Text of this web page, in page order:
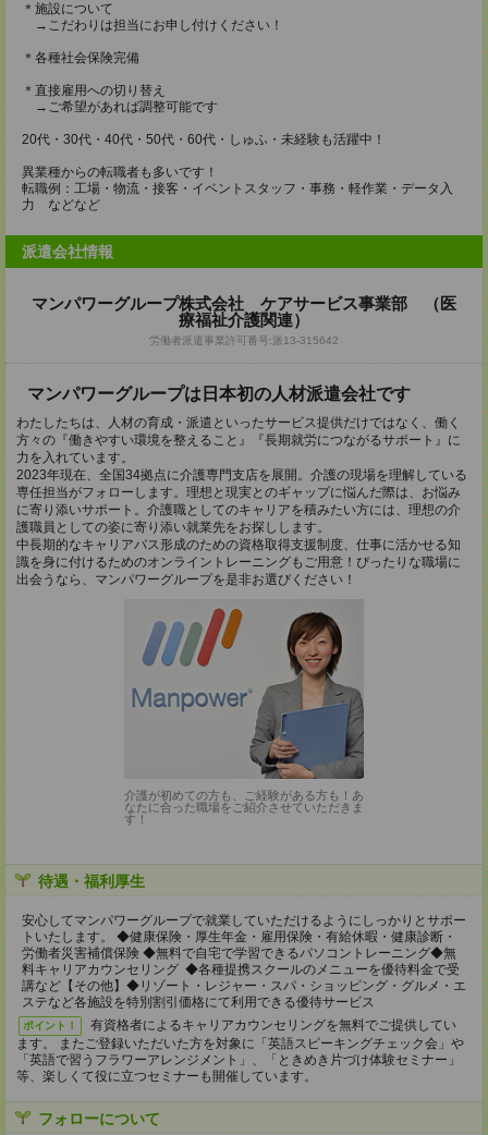
＊施設について
→こだわりは担当にお申し付けください！
＊各種社会保険完備
＊直接雇用への切り替え
→ご希望があれば調整可能です
20代・30代・40代・50代・60代・しゅふ・未経験も活躍中！
異業種からの転職者も多いです！
転職例：工場・物流・接客・イベントスタッフ・事務・軽作業・データ入
力 などなど
派遣会社情報
マンパワーグループ株式会社 ケアサービス事業部 （医
療福祉介護関連）
労働者派遣事業許可番号:派13-315642
マンパワーグループは日本初の人材派遣会社です
わたしたちは、人材の育成・派遣といったサービス提供だけではなく、働く
方々の『働きやすい環境を整えること』『長期就労につながるサポート』に
力を入れています。
2023年現在、全国34拠点に介護専門支店を展開。介護の現場を理解している
専任担当がフォローします。理想と現実とのギャップに悩んだ際は、お悩み
に寄り添いサポート。介護職としてのキャリアを積みたい方には、理想の介
護職員としての姿に寄り添い就業先をお探しします。
中長期的なキャリアパス形成のための資格取得支援制度、仕事に活かせる知
識を身に付けるためのオンライントレーニングもご用意！ぴったりな職場に
出会うなら、マンパワーグループを是非お選びください！
介護が初めての方も、ご経験がある方も！あ
なたに合った職場をご紹介させていただきま
す！
待遇・福利厚生
安心してマンパワーグループで就業していただけるようにしっかりとサポー
トいたします。 ◆健康保険・厚生年金・雇用保険・有給休暇・健康診断・
労働者災害補償保険 ◆無料で自宅で学習できるパソコントレーニング◆無
料キャリアカウンセリング ◆各種提携スクールのメニューを優待料金で受
講など【その他】◆リゾート・レジャー・スパ・ショッピング・グルメ・エ
ステなど各施設を特別割引価格にて利用できる優待サービス
ポイント！
有資格者によるキャリアカウンセリングを無料でご提供してい
ます。 またご登録いただいた方を対象に「英語スピーキングチェック会」や
「英語で習うフラワーアレンジメント」、「ときめき片づけ体験セミナー」
等、楽しくて役に立つセミナーも開催しています。
フォローについて